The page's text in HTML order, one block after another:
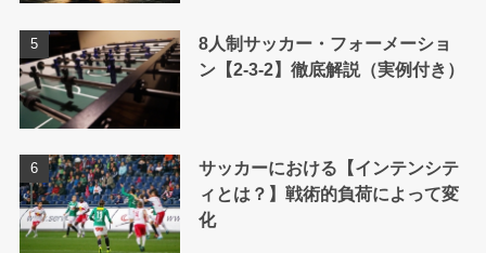
8人制サッカー・フォーメーショ
ン【2-3-2】徹底解説（実例付き）
サッカーにおける【インテンシテ
ィとは？】戦術的負荷によって変
化